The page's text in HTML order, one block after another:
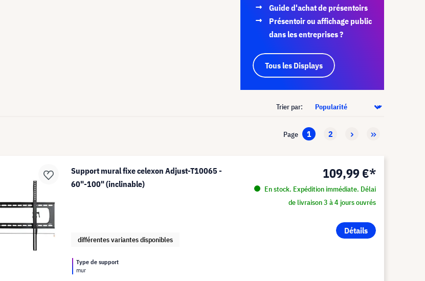
Guide d'achat de présentoirs
Présentoir ou affichage public
dans les entreprises ?
Tous les Displays
Trier par:
Page 1 2
Support mural fixe celexon Adjust-T10065 -
60"-100" (inclinable)
109,99 €*
En stock. Expédition immédiate. Délai
de livraison 3 à 4 jours ouvrés
Détails
différentes variantes disponibles
Type de support
mur